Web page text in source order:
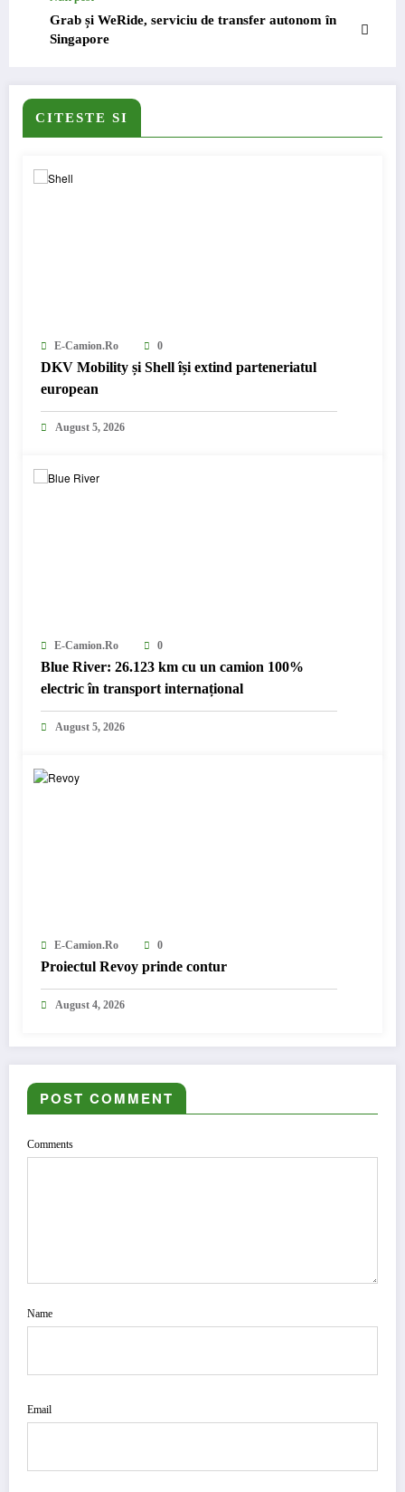
Grab și WeRide, serviciu de transfer autonom în
Singapore
CITESTE SI
E-Camion.ro 0
DKV Mobility și Shell își extind parteneriatul
european
August 5, 2026
E-Camion.ro 0
Blue River: 26.123 km cu un camion 100%
electric în transport internațional
August 5, 2026
E-Camion.ro 0
Proiectul Revoy prinde contur
August 4, 2026
POST COMMENT
Comments
Name
Email